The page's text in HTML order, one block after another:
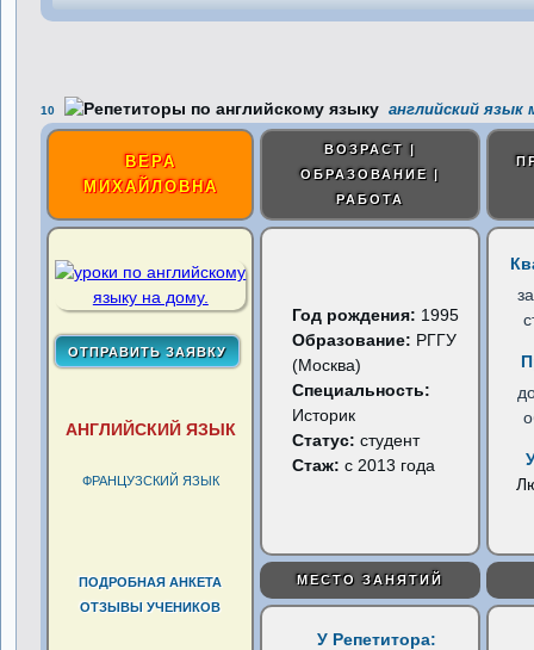
10 английский язык
ВЕРА
МИХАЙЛОВНА
ВОЗРАСТ |
ОБРАЗОВАНИЕ |
РАБОТА
АНГЛИЙСКИЙ ЯЗЫК
ФРАНЦУЗСКИЙ ЯЗЫК
ПОДРОБНАЯ АНКЕТА
ОТЗЫВЫ УЧЕНИКОВ
Год рождения: 1995
Образование: РГГУ
(Москва)
Специальность:
Историк
Статус:студент
Стаж: с 2013 года
МЕСТО ЗАНЯТИЙ
У Репетитора: